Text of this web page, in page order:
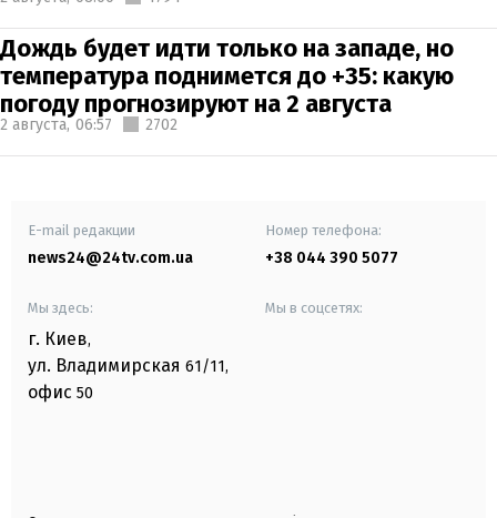
Дождь будет идти только на западе, но
температура поднимется до +35: какую
погоду прогнозируют на 2 августа
2 августа, 06:57 2702
E-mail редакции
news24@24tv.com.ua
Номер телефона:
+38 044 390 5077
Мы здесь:
г. Киев,
ул. Владимирская 61/11,
офис 50
Мы в соцсетях: